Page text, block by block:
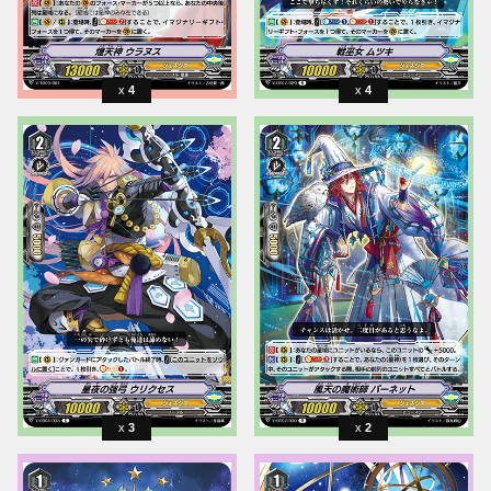
4 4
3 2